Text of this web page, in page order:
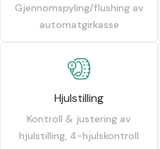
Gjennomspyling/flushing av
automatgirkasse
Hjulstilling
Kontroll & justering av
hjulstilling, 4-hjulskontroll